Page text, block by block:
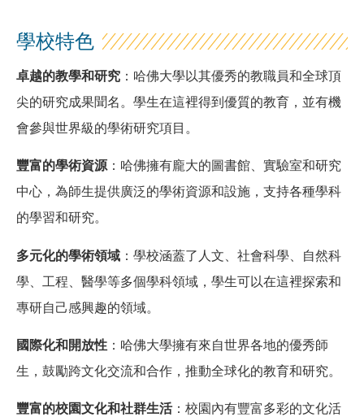
學校特色
卓越的教學和研究 ：哈佛大學以其優秀的教職員和全球頂
尖的研究成果聞名。學生在這裡得到優質的教育，並有機
會參與世界級的學術研究項目。
豐富的學術資源 ：哈佛擁有龐大的圖書館、實驗室和研究
中心，為師生提供廣泛的學術資源和設施，支持各種學科
的學習和研究。
多元化的學術領域 ：學校涵蓋了人文、社會科學、自然科
學、工程、醫學等多個學科領域，學生可以在這裡探索和
專研自己感興趣的領域。
國際化和開放性 ：哈佛大學擁有來自世界各地的優秀師
生，鼓勵跨文化交流和合作，推動全球化的教育和研究。
豐富的校園文化和社群生活：校園內有豐富多彩的文化活